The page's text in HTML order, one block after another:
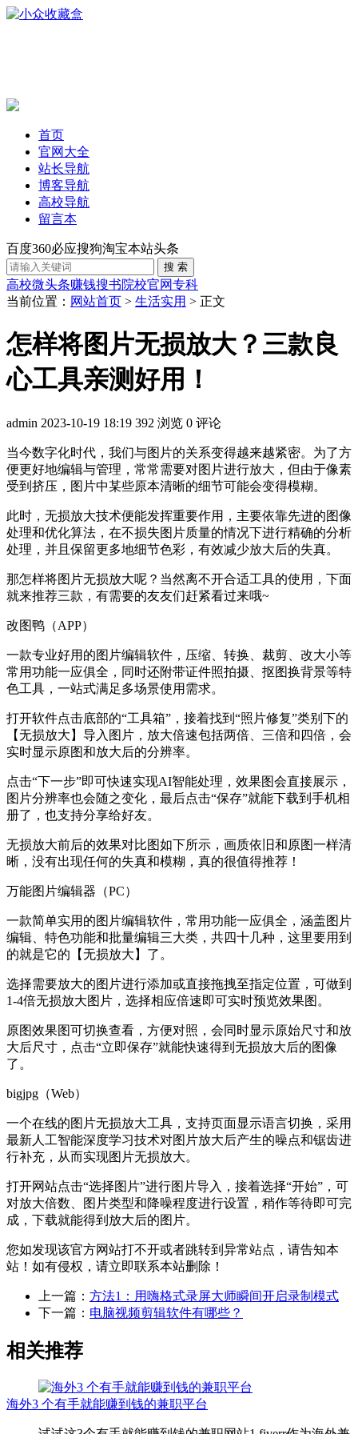
首页
官网大全
站长导航
博客导航
高校导航
留言本
百度360必应搜狗淘宝本站头条
高校微头条赚钱搜书院校官网专科
当前位置： 网站首页 > 生活实用 > 正文
怎样将图片无损放大？三款良
心工具亲测好用！
admin 2023-10-19 18:19 392 浏览 0 评论
当今数字化时代，我们与图片的关系变得越来越紧密。为了方
便更好地编辑与管理，常常需要对图片进行放大，但由于像素
受到挤压，图片中某些原本清晰的细节可能会变得模糊。
此时，无损放大技术便能发挥重要作用，主要依靠先进的图像
处理和优化算法，在不损失图片质量的情况下进行精确的分析
处理，并且保留更多地细节色彩，有效减少放大后的失真。
那怎样将图片无损放大呢？当然离不开合适工具的使用，下面
就来推荐三款，有需要的友友们赶紧看过来哦~
改图鸭（APP）
一款专业好用的图片编辑软件，压缩、转换、裁剪、改大小等
常用功能一应俱全，同时还附带证件照拍摄、抠图换背景等特
色工具，一站式满足多场景使用需求。
打开软件点击底部的“工具箱”，接着找到“照片修复”类别下的
【无损放大】导入图片，放大倍速包括两倍、三倍和四倍，会
实时显示原图和放大后的分辨率。
点击“下一步”即可快速实现AI智能处理，效果图会直接展示，
图片分辨率也会随之变化，最后点击“保存”就能下载到手机相
册了，也支持分享给好友。
无损放大前后的效果对比图如下所示，画质依旧和原图一样清
晰，没有出现任何的失真和模糊，真的很值得推荐！
万能图片编辑器（PC）
一款简单实用的图片编辑软件，常用功能一应俱全，涵盖图片
编辑、特色功能和批量编辑三大类，共四十几种，这里要用到
的就是它的【无损放大】了。
选择需要放大的图片进行添加或直接拖拽至指定位置，可做到
1-4倍无损放大图片，选择相应倍速即可实时预览效果图。
原图效果图可切换查看，方便对照，会同时显示原始尺寸和放
大后尺寸，点击“立即保存”就能快速得到无损放大后的图像
了。
bigjpg（Web）
一个在线的图片无损放大工具，支持页面显示语言切换，采用
最新人工智能深度学习技术对图片放大后产生的噪点和锯齿进
行补充，从而实现图片无损放大。
打开网站点击“选择图片”进行图片导入，接着选择“开始”，可
对放大倍数、图片类型和降噪程度进行设置，稍作等待即可完
成，下载就能得到放大后的图片。
您如发现该官方网站打不开或者跳转到异常站点，请告知本
站！如有侵权，请立即联系本站删除！
上一篇： 方法1：用嗨格式录屏大师瞬间开启录制模式
下一篇： 电脑视频剪辑软件有哪些？
相关推荐
海外3 个有手就能赚到钱的兼职平台